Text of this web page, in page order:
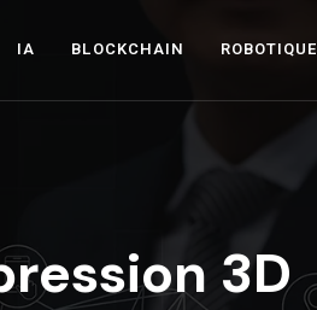
IA BLOCKCHAIN ROBOTIQUE
3D